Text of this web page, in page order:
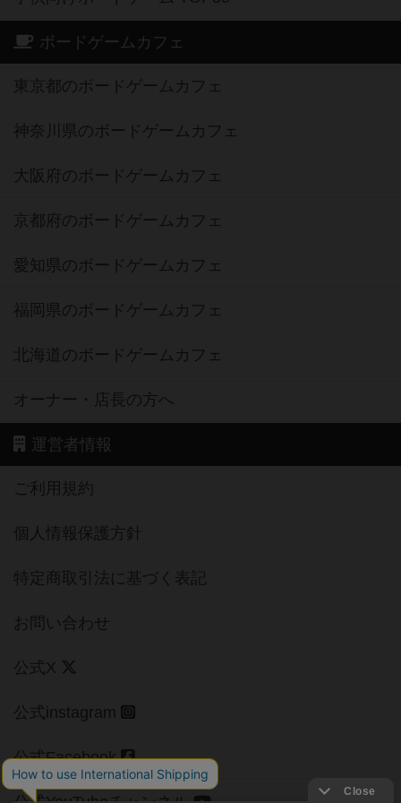
ボードゲームカフェ
東京都のボードゲームカフェ
神奈川県のボードゲームカフェ
大阪府のボードゲームカフェ
京都府のボードゲームカフェ
愛知県のボードゲームカフェ
福岡県のボードゲームカフェ
北海道のボードゲームカフェ
オーナー・店長の方へ
運営者情報
ご利用規約
個人情報保護方針
特定商取引法に基づく表記
お問い合わせ
公式X
公式instagram
公式Facebook